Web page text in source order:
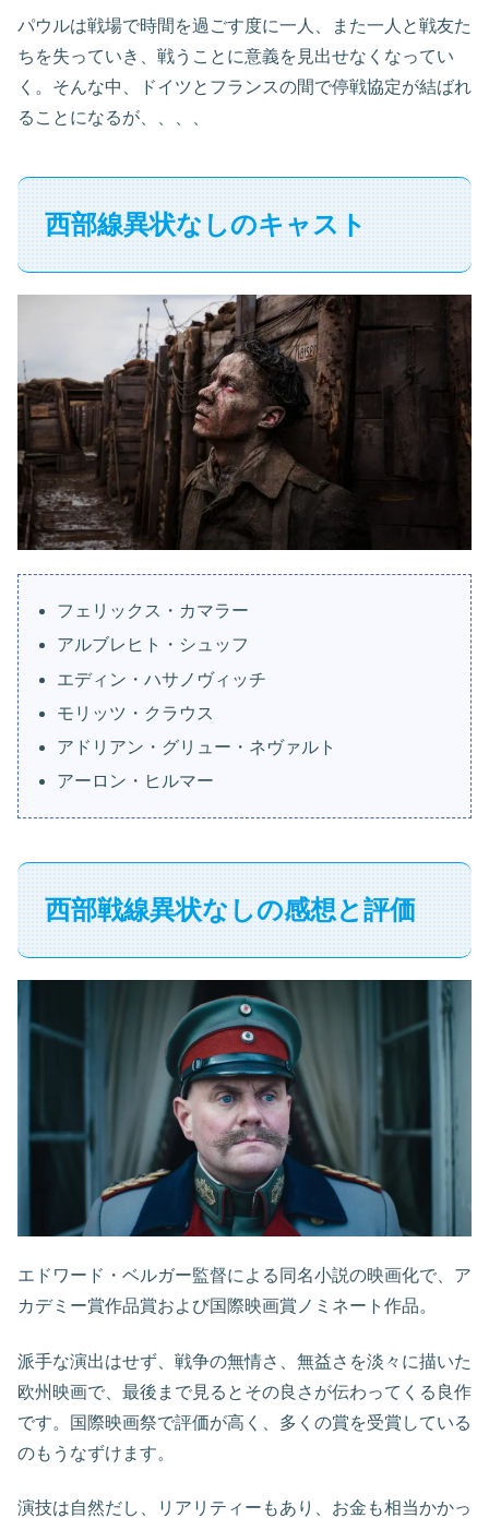
パウルは戦場で時間を過ごす度に一人、また一人と戦友た
ちを失っていき、戦うことに意義を見出せなくなってい
く。そんな中、ドイツとフランスの間で停戦協定が結ばれ
ることになるが、、、、
西部線異状なしのキャスト
フェリックス・カマラー
アルブレヒト・シュッフ
エディン・ハサノヴィッチ
モリッツ・クラウス
アドリアン・グリュー・ネヴァルト
アーロン・ヒルマー
西部戦線異状なしの感想と評価
エドワード・ベルガー監督による同名小説の映画化で、ア
カデミー賞作品賞および国際映画賞ノミネート作品。
派手な演出はせず、戦争の無情さ、無益さを淡々に描いた
欧州映画で、最後まで見るとその良さが伝わってくる良作
です。国際映画祭で評価が高く、多くの賞を受賞している
のもうなずけます。
演技は自然だし、リアリティーもあり、お金も相当かかっ